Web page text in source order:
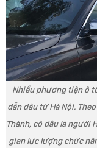
Nhiều phương tiện ô
dẫn dâu từ Hà Nội.
Thành, cô dâu là người
gian lực lượng chức